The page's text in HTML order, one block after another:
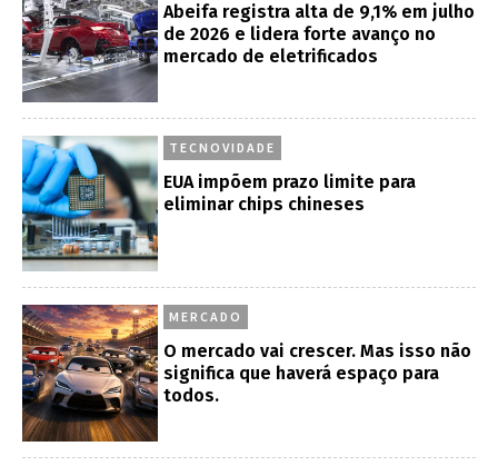
Abeifa registra alta de 9,1% em julho
de 2026 e lidera forte avanço no
mercado de eletrificados
TECNOVIDADE
EUA impõem prazo limite para
eliminar chips chineses
MERCADO
O mercado vai crescer. Mas isso não
significa que haverá espaço para
todos.